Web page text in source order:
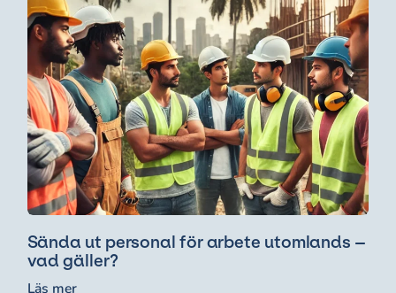
Sända ut personal för arbete utomlands –
vad gäller?
Läs mer